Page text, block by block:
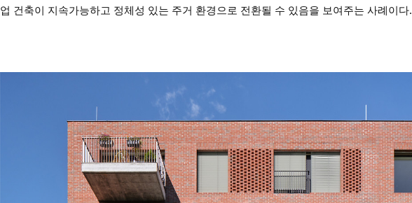
업 건축이 지속가능하고 정체성 있는 주거 환경으로 전환될 수 있음을 보여주는 사례이다.